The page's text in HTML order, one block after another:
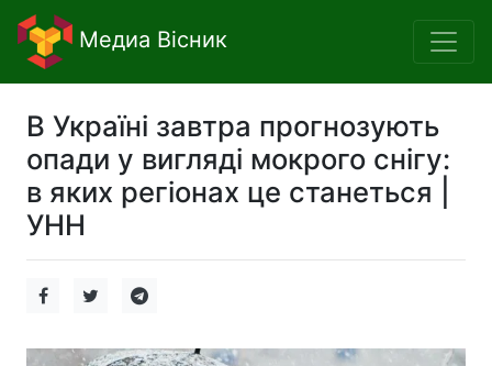
Медиа Вісник
В Україні завтра прогнозують
опади у вигляді мокрого снігу:
в яких регіонах це станеться |
УНН